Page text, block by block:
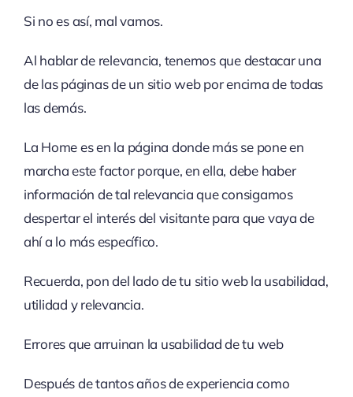
Si no es así, mal vamos.
Al hablar de relevancia, tenemos que destacar una
de las páginas de un sitio web por encima de todas
las demás.
La Home es en la página donde más se pone en
marcha este factor porque, en ella, debe haber
información de tal relevancia que consigamos
despertar el interés del visitante para que vaya de
ahí a lo más específico.
Recuerda, pon del lado de tu sitio web la usabilidad,
utilidad y relevancia.
Errores que arruinan la usabilidad de tu web
Después de tantos años de experiencia como